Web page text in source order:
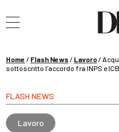
La riforma del
Home / Flash News/ Lavoro/
sottoscritto l’accordo fra INPS e
FLASH NEWS
Lavoro